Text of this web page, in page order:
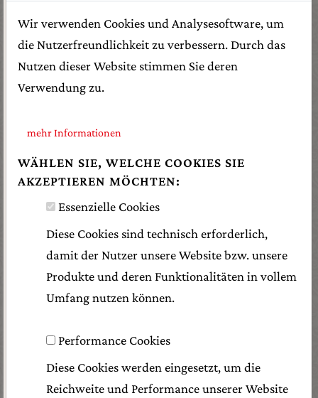
Selbstgemachte Blätterteigstangerl mit Käse,
1 Stück
€ 7.00
Wir verwenden Cookies und Analysesoftware, um
die Nutzerfreundlichkeit zu verbessern. Durch das
Nutzen dieser Website stimmen Sie deren
Verwendung zu.
mehr Informationen
WÄHLEN SIE, WELCHE COOKIES SIE
AKZEPTIEREN MÖCHTEN:
Essenzielle Cookies
Diese Cookies sind technisch erforderlich,
damit der Nutzer unsere Website bzw. unsere
Produkte und deren Funktionalitäten in vollem
Umfang nutzen können.
Performance Cookies
Diese Cookies werden eingesetzt, um die
Reichweite und Performance unserer Website